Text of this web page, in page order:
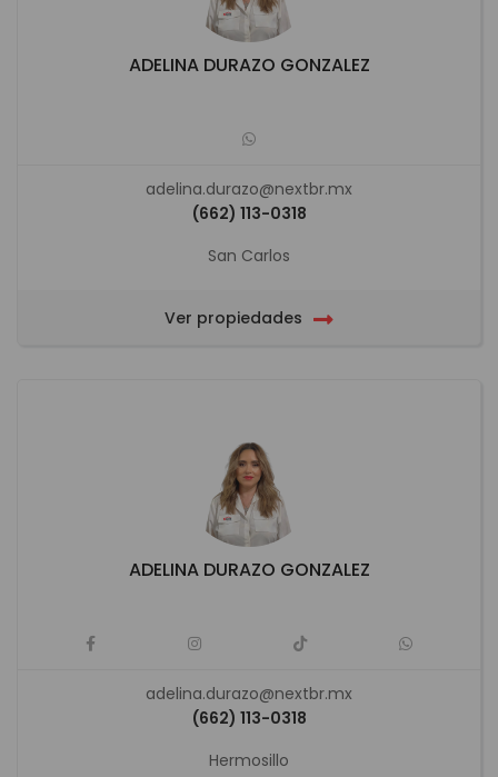
ADELINA DURAZO GONZALEZ
adelina.durazo@nextbr.mx
(662) 113-0318
San Carlos
Ver propiedades
ADELINA DURAZO GONZALEZ
adelina.durazo@nextbr.mx
(662) 113-0318
Hermosillo